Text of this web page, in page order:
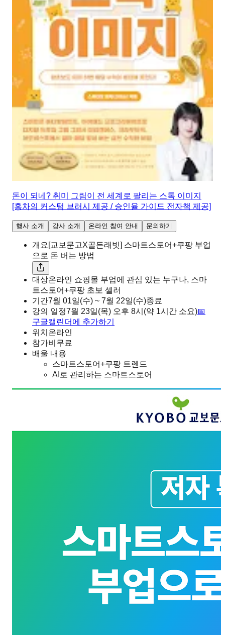
돈이 되네? 취미 그림이 전 세계로 팔리는 스톡 이미지
[홍차의 커스텀 브러시 제공 / 승인율 가이드 전자책 제공]
행사 소개 강사 소개 온라인 참여 안내 문의하기
개요 [교보문고X골든래빗] 스마트스토어+쿠팡 부업
으로 돈 버는 방법
대상온라인 쇼핑몰 부업에 관심 있는 누구나, 스마
트스토어+쿠팡 초보 셀러
기간7월 01일(수) ~ 7월 22일(수)종료
강의 일정7월 23일(목) 오후 8시 (약 1시간 소요)📅
구글캘린더에 추가하기
위치 온라인
참가비 무료
배울 내용
스마트스토어+쿠팡 트렌드
AI로 관리하는 스마트스토어